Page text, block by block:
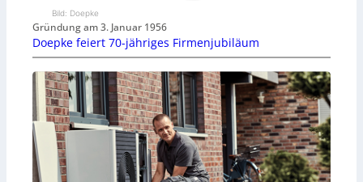
Bild: Doepke
Gründung am 3. Januar 1956
Doepke feiert 70-jähriges Firmenjubiläum